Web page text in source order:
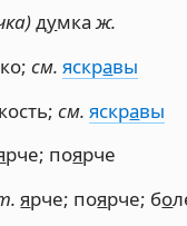
думкаж.
см. яскравы
см. яскравы
рче; поярче
ярче; поярче; бо